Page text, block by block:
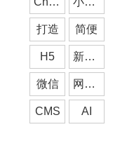
打造 简便
H5 新零售
微信 网站搭建
CMS AI